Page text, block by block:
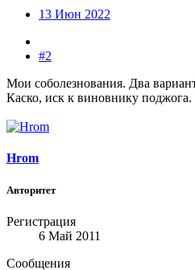
13 Июн 2022
#2
Мои соболезнования. Два
Каско, иск к виновнику поджога.
Hrom
Авторитет
Регистрация
6 Май 2011
Сообщения